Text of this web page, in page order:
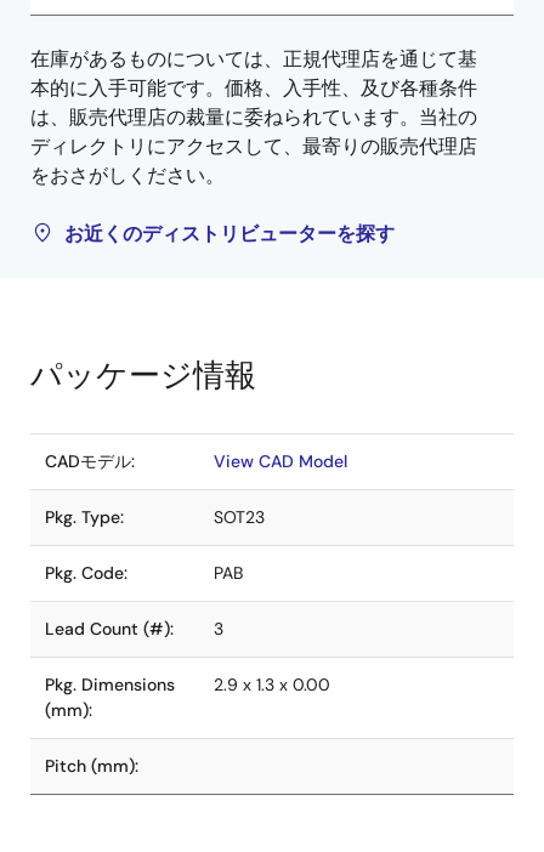
在庫があるものについては、正規代理店を通じて基
本的に入手可能です。価格、入手性、及び各種条件
は、販売代理店の裁量に委ねられています。当社の
ディレクトリにアクセスして、最寄りの販売代理店
をおさがしください。
お近くのディストリビューターを探す
パッケージ情報
CADモデル: View CAD Model
Pkg. Type: SOT23
Pkg. Code: PAB
Lead Count (#): 3
Pkg. Dimensions
(mm):
2.9 x 1.3 x 0.00
Pitch (mm):